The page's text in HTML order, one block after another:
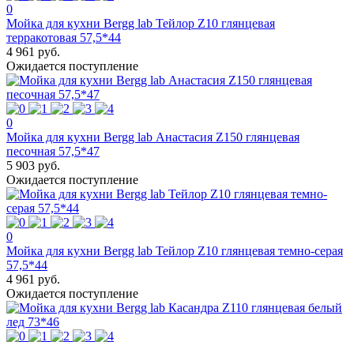
0
Мойка для кухни Bergg lab Тейлор Z10 глянцевая
терракотовая 57,5*44
4 961 руб.
Ожидается поступление
0
Мойка для кухни Bergg lab Анастасия Z150 глянцевая
песочная 57,5*47
5 903 руб.
Ожидается поступление
0
Мойка для кухни Bergg lab Тейлор Z10 глянцевая темно-серая
57,5*44
4 961 руб.
Ожидается поступление